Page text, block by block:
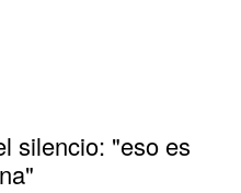
silencio: "eso es